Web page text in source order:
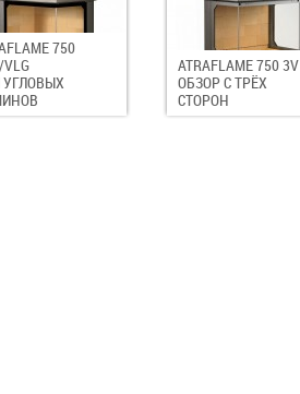
750
ATRAFLAME 750 3V
ОБЗОР С ТРЁХ
СТОРОН